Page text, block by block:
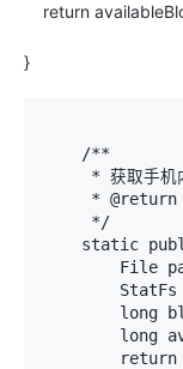
return
}
    /**
* 获取手机
     * @return
     */
static
File
StatFs
long
long
return